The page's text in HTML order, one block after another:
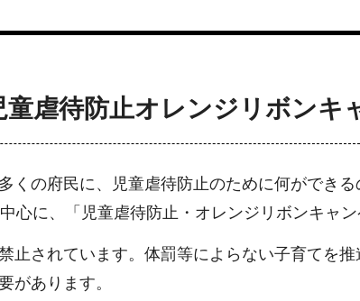
虐待防止オレンジリボン
くの府民に、児童虐待防止のために何ができ
心に、「児童虐待防止・オレンジリボンキャン
止されています。体罰等によらない子育てを
があります。